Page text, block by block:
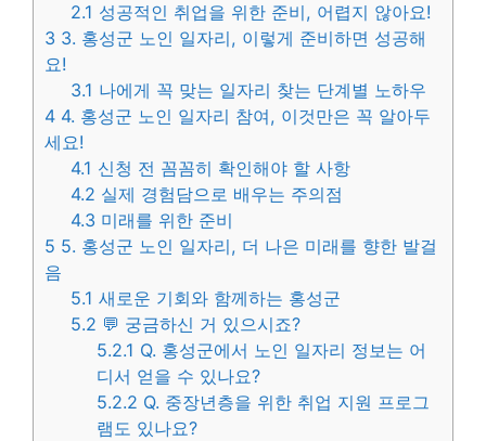
2.1 성공적인 취업을 위한 준비, 어렵지 않아요!
3 3. 홍성군 노인 일자리, 이렇게 준비하면 성공해
요!
3.1 나에게 꼭 맞는 일자리 찾는 단계별 노하우
4 4. 홍성군 노인 일자리 참여, 이것만은 꼭 알아두
세요!
4.1 신청 전 꼼꼼히 확인해야 할 사항
4.2 실제 경험담으로 배우는 주의점
4.3 미래를 위한 준비
5 5. 홍성군 노인 일자리, 더 나은 미래를 향한 발걸
음
5.1 새로운 기회와 함께하는 홍성군
5.2 💬 궁금하신 거 있으시죠?
5.2.1 Q. 홍성군에서 노인 일자리 정보는 어
디서 얻을 수 있나요?
5.2.2 Q. 중장년층을 위한 취업 지원 프로그
램도 있나요?